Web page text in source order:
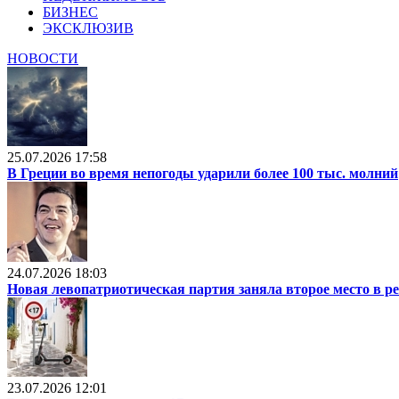
БИЗНЕС
ЭКСКЛЮЗИВ
НОВОСТИ
25.07.2026 17:58
В Греции во время непогоды ударили более 100 тыс. молний
24.07.2026 18:03
Новая левопатриотическая партия заняла второе место в
23.07.2026 12:01